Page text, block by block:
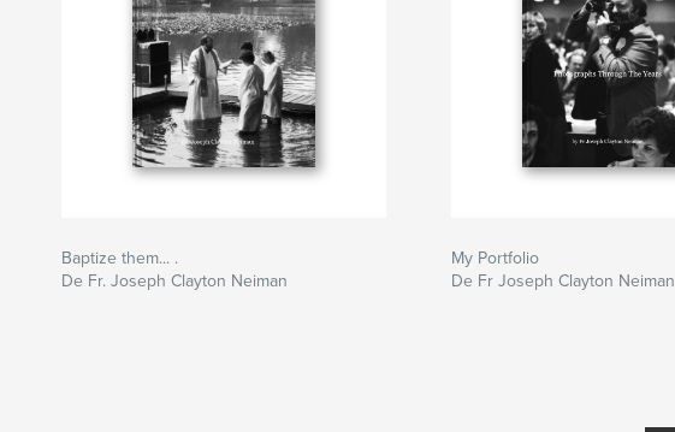
Baptize them... .
De Fr. Joseph Clayton Neiman
My Portfolio
De Fr Joseph Clayton Neiman